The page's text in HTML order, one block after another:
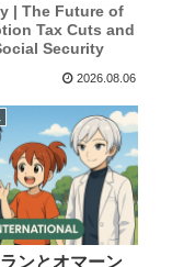
| The Future of
Tax Cuts and
Security
2026.08.06
ンとオマーン